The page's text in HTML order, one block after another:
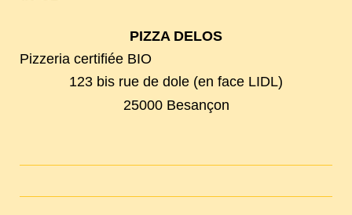
PIZZA DELOS
Pizzeria certifiée BIO
123 bis rue de dole (en face LIDL)
25000 Besançon